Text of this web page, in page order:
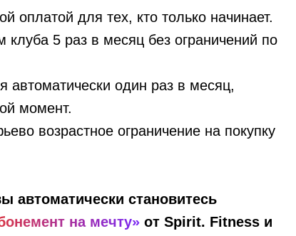
оплатой для тех, кто только начинает.
клуба 5 раз в месяц без ограничений по
автоматически один раз в месяц,
момент.
возрастное ограничение на покупку
автоматически становитесь
на мечту» от Spirit. Fitness и